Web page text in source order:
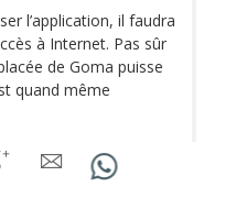
l’application, il faudra
à Internet. Pas sûr
de Goma puisse
quand même